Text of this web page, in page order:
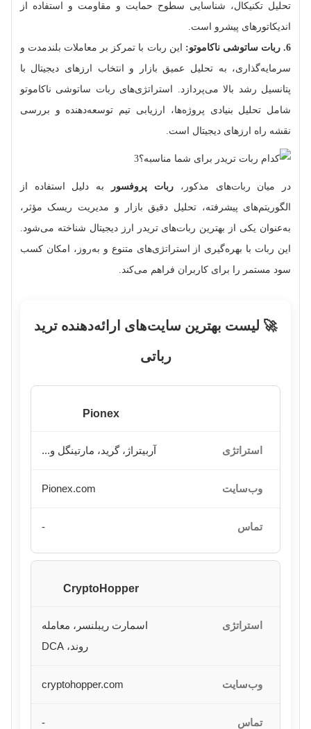
تحلیل تکنیکال، شناسایی سطوح حمایت و مقاومت و استفاده از
اندیکاتورهای پیشرو است.
6. ربات ساتوشی ناکاموتو:
این ربات با تمرکز بر معاملات بلندمدت و
سرمایه‌گذاری، به تحلیل عمیق بازار و انتخاب ارزهای دیجیتال با
پتانسیل رشد بالا می‌پردازد. استراتژی‌های ربات ساتوشی ناکاموتو
شامل تحلیل بنیادی پروژه‌ها، ارزیابی تیم توسعه‌دهنده و بررسی
نقشه راه ارزهای دیجیتال است.
در میان ربات‌های مذکور،ربات پروفسور
به دلیل استفاده از
الگوریتم‌های پیشرفته، تحلیل دقیق بازار و مدیریت ریسک مؤثر،
به‌عنوان یکی از بهترین ربات‌های تریدر ارز دیجیتال شناخته می‌شود.
این ربات با بهره‌گیری از استراتژی‌های متنوع و به‌روز، امکان کسب
سود مستمر را برای کاربران فراهم می‌کند.
🚀 لیست بهترین سایت‌های ارائه‌دهنده ترید
رباتی
Pionex
آربیتراژ، گرید، مارتینگل و...
Pionex.com
-
CryptoHopper
اسمارت ریبلنسر، معامله
روند، DCA
cryptohopper.com
-